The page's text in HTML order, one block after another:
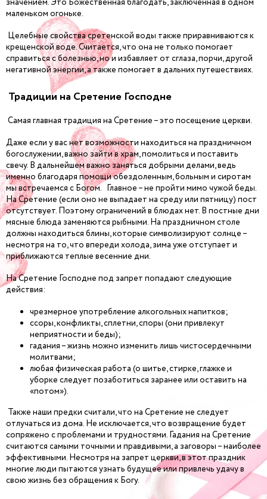
значением. Это Божественная благодать, заключенная в одном
маленьком огоньке.
Целебные свойства сретенской воды также приравниваются к
крещенской воде. Считается, что она не только помогает
справиться с болезнью, но и избавляет от сглаза, порчи, другой
негативной энергии, а также помогает в дальних путешествиях.
Традиции на Сретение Господне
Самая главная традиция на Сретение – это посещение церкви.
Даже если у вас нет возможности находиться на праздничном
богослужении, важно зайти в храм, помолиться и поставить
свечу. В дальнейшем важно заняться добрыми делами, ведь
именно благодаря помощи обездоленным, больным и сиротам
мы встречаемся с Богом. Главное – не пройти мимо чужой беды.
На Сретение (если оно не выпадает на среду или пятницу) пост
отсутствует. Поэтому ограничений в блюдах нет. В постные дни
мясные блюда заменяются рыбными. На праздничном столе
должны находиться блины, которые символизируют солнце –
несмотря на то, что впереди холода, зима уже отступает и
приближаются теплые весенние дни.
На Сретение Господне под запрет попадают следующие
действия:
чрезмерное употребление алкогольных напитков;
ссоры, конфликты, сплетни, споры (они привлекут
неприятности и беды);
гадания – жизнь можно изменить лишь чистосердечными
молитвами;
любая физическая работа (о шитье, стирке, глажке и
уборке следует позаботиться заранее или оставить на
«потом»).
Также наши предки считали, что на Сретение не следует
отлучаться из дома. Не исключается, что возвращение будет
сопряжено с проблемами и трудностями. Гадания на Сретение
считаются самыми точными и правдивыми, а заговоры – наиболее
эффективными. Несмотря на запрет церкви, в этот праздник
многие люди пытаются узнать будущее или привлечь удачу в
свою жизнь без обращения к Богу.